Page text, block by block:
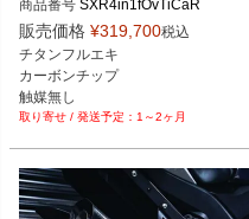
商品番号 SXR4in1fOvTiCaR
※メーカーSKUなし
https://www.massmoto.it/prodotto/ova
l-titan-carbon-top-4in1-full-system-b
mw-s1000-xr/
販売価格 ¥319,700税込
チタンフルエキ
カーボンチップ
触媒無し
S1000XR
1～2ヶ月